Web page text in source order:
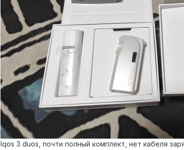
Iqos 3 duos, почти полный комплект, нет кабеля